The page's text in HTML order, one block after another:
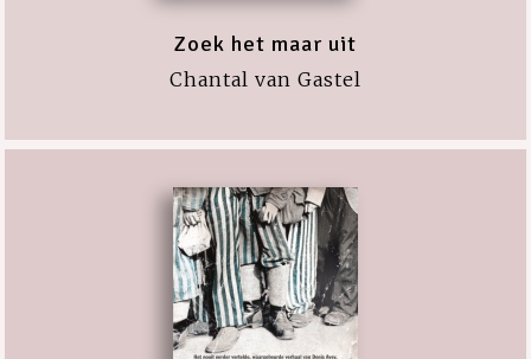
Zoek het maar uit
Chantal van Gastel